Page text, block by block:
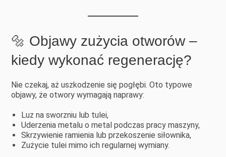
🔩 Objawy zużycia otworów –
kiedy wykonać regenerację?
Nie czekaj, aż uszkodzenie się pogłębi. Oto typowe
objawy, że otwory wymagają naprawy:
Luz na sworzniu lub tulei,
Uderzenia metalu o metal podczas pracy maszyny,
Skrzywienie ramienia lub przekoszenie siłownika,
Zużycie tulei mimo ich regularnej wymiany.